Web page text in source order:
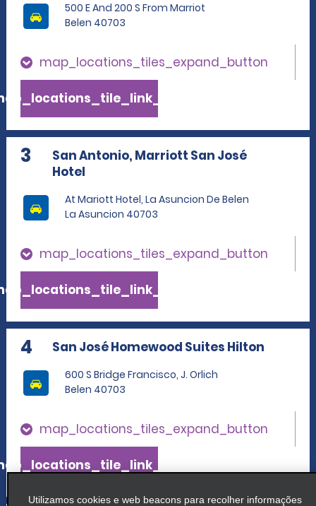
500 E And 200 S From Marriot
Belen 40703
map_locations_tiles_expand_button
3
San Antonio, Marriott San José
Hotel
At Mariott Hotel, La Asuncion De Belen
La Asuncion 40703
map_locations_tiles_expand_button
4 San José Homewood Suites Hilton
600 S Bridge Francisco, J. Orlich
Belen 40703
map_locations_tiles_expand_button
Utilizamos cookies e web beacons para recolher informações